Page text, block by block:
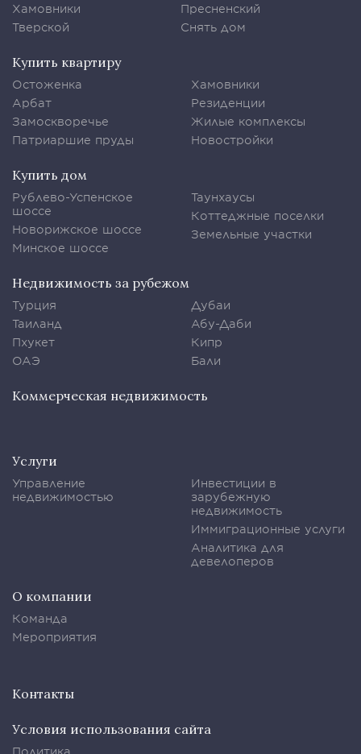
Хамовники
Тверской
Пресненский
Снять дом
Купить квартиру
Остоженка
Арбат
Замоскворечье
Патриаршие пруды
Хамовники
Резиденции
Жилые комплексы
Новостройки
Купить дом
Рублево-Успенское
шоссе
Новорижское шоссе
Минское шоссе
Таунхаусы
Коттеджные поселки
Земельные участки
Недвижимость за рубежом
Турция
Таиланд
Пхукет
ОАЭ
Дубаи
Абу-Даби
Кипр
Бали
Коммерческая недвижимость
Услуги
Управление
недвижимостью
Инвестиции в
зарубежную
недвижимость
Иммиграционные услуги
Аналитика для
девелоперов
О компании
Команда
Мероприятия
Контакты
Условия использования сайта
Политика